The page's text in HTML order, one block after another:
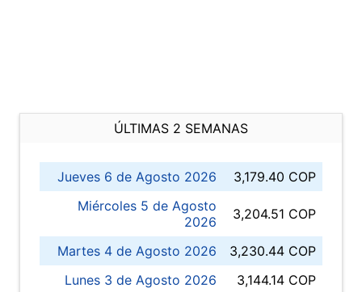
ÚLTIMAS 2 SEMANAS
Jueves 6 de Agosto 2026
3,179.40 COP
Miércoles 5 de Agosto
2026
3,204.51 COP
Martes 4 de Agosto 2026
3,230.44 COP
Lunes 3 de Agosto 2026
3,144.14 COP